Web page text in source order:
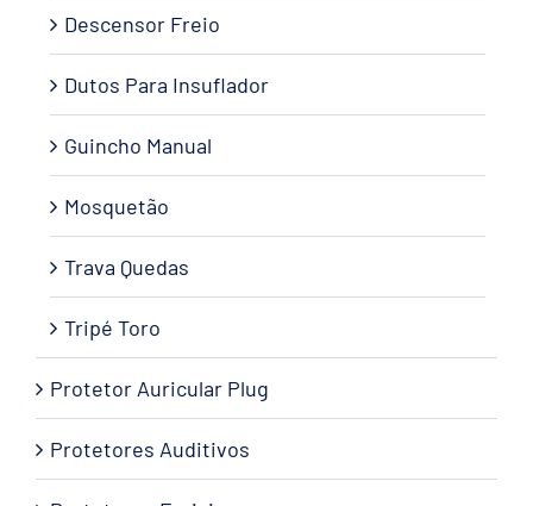
Descensor Freio
Dutos Para Insuflador
Guincho Manual
Mosquetão
Trava Quedas
Tripé Toro
Protetor Auricular Plug
Protetores Auditivos